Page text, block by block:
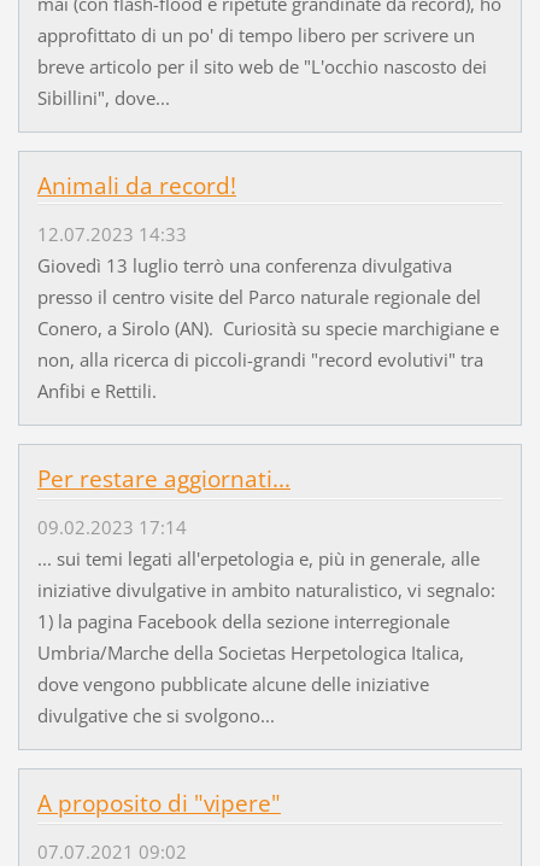
approfittato di un po' di tempo libero per scrivere un
breve articolo per il sito web de "L'occhio nascosto dei
Sibillini", dove...
Animali da record!
12.07.2023 14:33
Giovedì 13 luglio terrò una conferenza divulgativa
presso il centro visite del Parco naturale regionale del
Conero, a Sirolo (AN). Curiosità su specie marchigiane e
non, alla ricerca di piccoli-grandi "record evolutivi" tra
Anfibi e Rettili.
Per restare aggiornati...
09.02.2023 17:14
... sui temi legati all'erpetologia e, più in generale, alle
iniziative divulgative in ambito naturalistico, vi segnalo:
1) la pagina Facebook della sezione interregionale
Umbria/Marche della Societas Herpetologica Italica,
dove vengono pubblicate alcune delle iniziative
divulgative che si svolgono...
A proposito di "vipere"
07.07.2021 09:02